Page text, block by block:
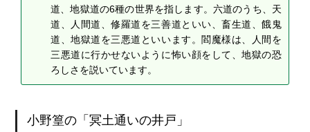
道、地獄道の6種の世界を指します。六道のうち、天
道、人間道、修羅道を三善道といい、畜生道、餓鬼
道、地獄道を三悪道といいます。閻魔様は、人間を
三悪道に行かせないように怖い顔をして、地獄の恐
ろしさを説いています。
小野篁の「冥土通いの井戸」